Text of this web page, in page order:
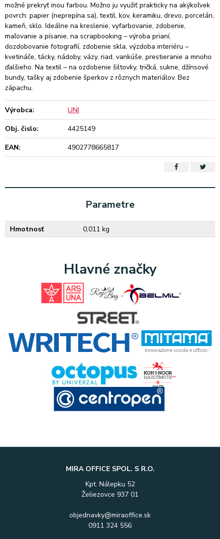
možné prekryť inou farbou. Možno ju využiť prakticky na akýkoľvek
povrch: papier (neprepína sa), textil, kov, keramiku, drevo, porcelán,
kameň, sklo. Ideálne na kreslenie, vyfarbovanie, zdobenie,
maľovanie a písanie, na scrapbooking – výroba prianí,
dozdobovanie fotografií, zdobenie skla, výzdoba interiéru –
kvetináče, tácky, nádoby, vázy, riad, vankúše, prestieranie a mnoho
ďalšieho. Na textil – na ozdobenie šiltovky, tričká, sukne, džínsové
bundy, tašky aj zdobenie šperkov z rôznych materiálov. Bez
zápachu.
Výrobca:
UNI
Obj. čislo:
4425149
EAN:
4902778665817
Parametre
Hmotnosť 0,011 kg
Hlavné značky
MIRA OFFICE SPOL. S R.O.
Kpt. Nálepku 52
Želiezovce 937 01
objednavky@miraoffice.sk
0911 324 556